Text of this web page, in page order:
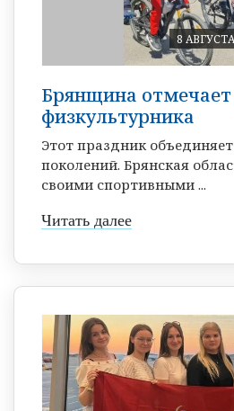
8
Брянщина
физкультурника
Этот праздник
поколений. Брянская
своими спортивными ...
Читать далее